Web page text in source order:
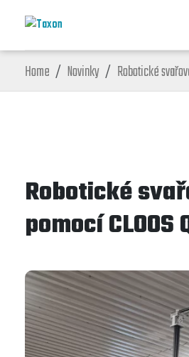
Home Novinky Robotické
Robotické
pomocí CLOOS